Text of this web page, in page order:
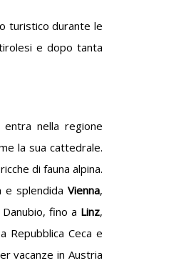
turistico durante le
e dopo tanta
nella regione
la sua cattedrale.
di fauna alpina.
e splendida Vienna,
fino a Linz,
Repubblica Ceca e
vacanze in Austria